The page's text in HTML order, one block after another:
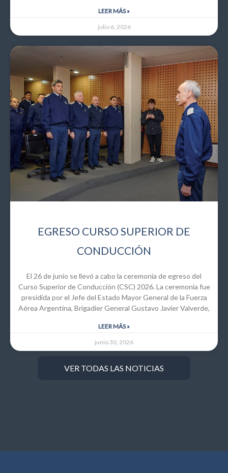
LEER MÁS »
julio 6, 2026
EGRESO CURSO SUPERIOR DE
CONDUCCIÓN
El 26 de junio se llevó a cabo la ceremonia de egreso del
Curso Superior de Conducción (CSC) 2026. La ceremonia fue
presidida por el Jefe del Estado Mayor General de la Fuerza
Aérea Argentina, Brigadier General Gustavo Javier Valverde,
LEER MÁS »
junio 30, 2026
VER TODAS LAS NOTICIAS